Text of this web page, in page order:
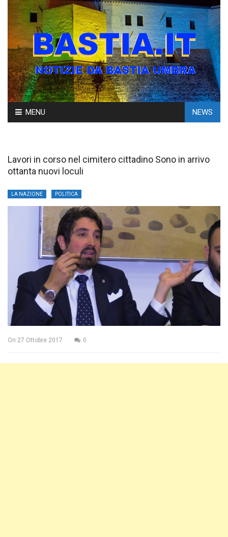
Skip
to
MENU NEWS
Lavori in corso nel cimitero cittadino Sono in arrivo
ottanta nuovi loculi
LA NAZIONE POLITICA
On 27 Ottobre 2017 0